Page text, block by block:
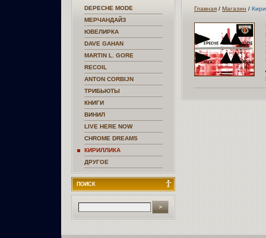
DEPECHE MODE
МЕРЧАНДАЙЗ
ЮВЕЛИРКА
DAVE GAHAN
MARTIN L. GORE
RECOIL
ANTON CORBIJN
ТРИБЬЮТЫ
КНИГИ
ВИНИЛ
LIVE HERE NOW
CHROME DREAMS
КИРИЛЛИКА
ДРУГОЕ
ПОИСК
Главная / Магазин /